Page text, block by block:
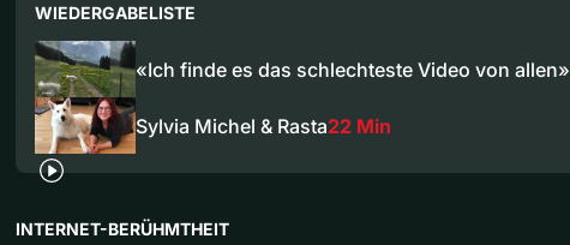
WIEDERGABELISTE
«Ich finde es das schlechteste Video von allen»
Sylvia Michel & Rasta22 Min
INTERNET-BERÜHMTHEIT